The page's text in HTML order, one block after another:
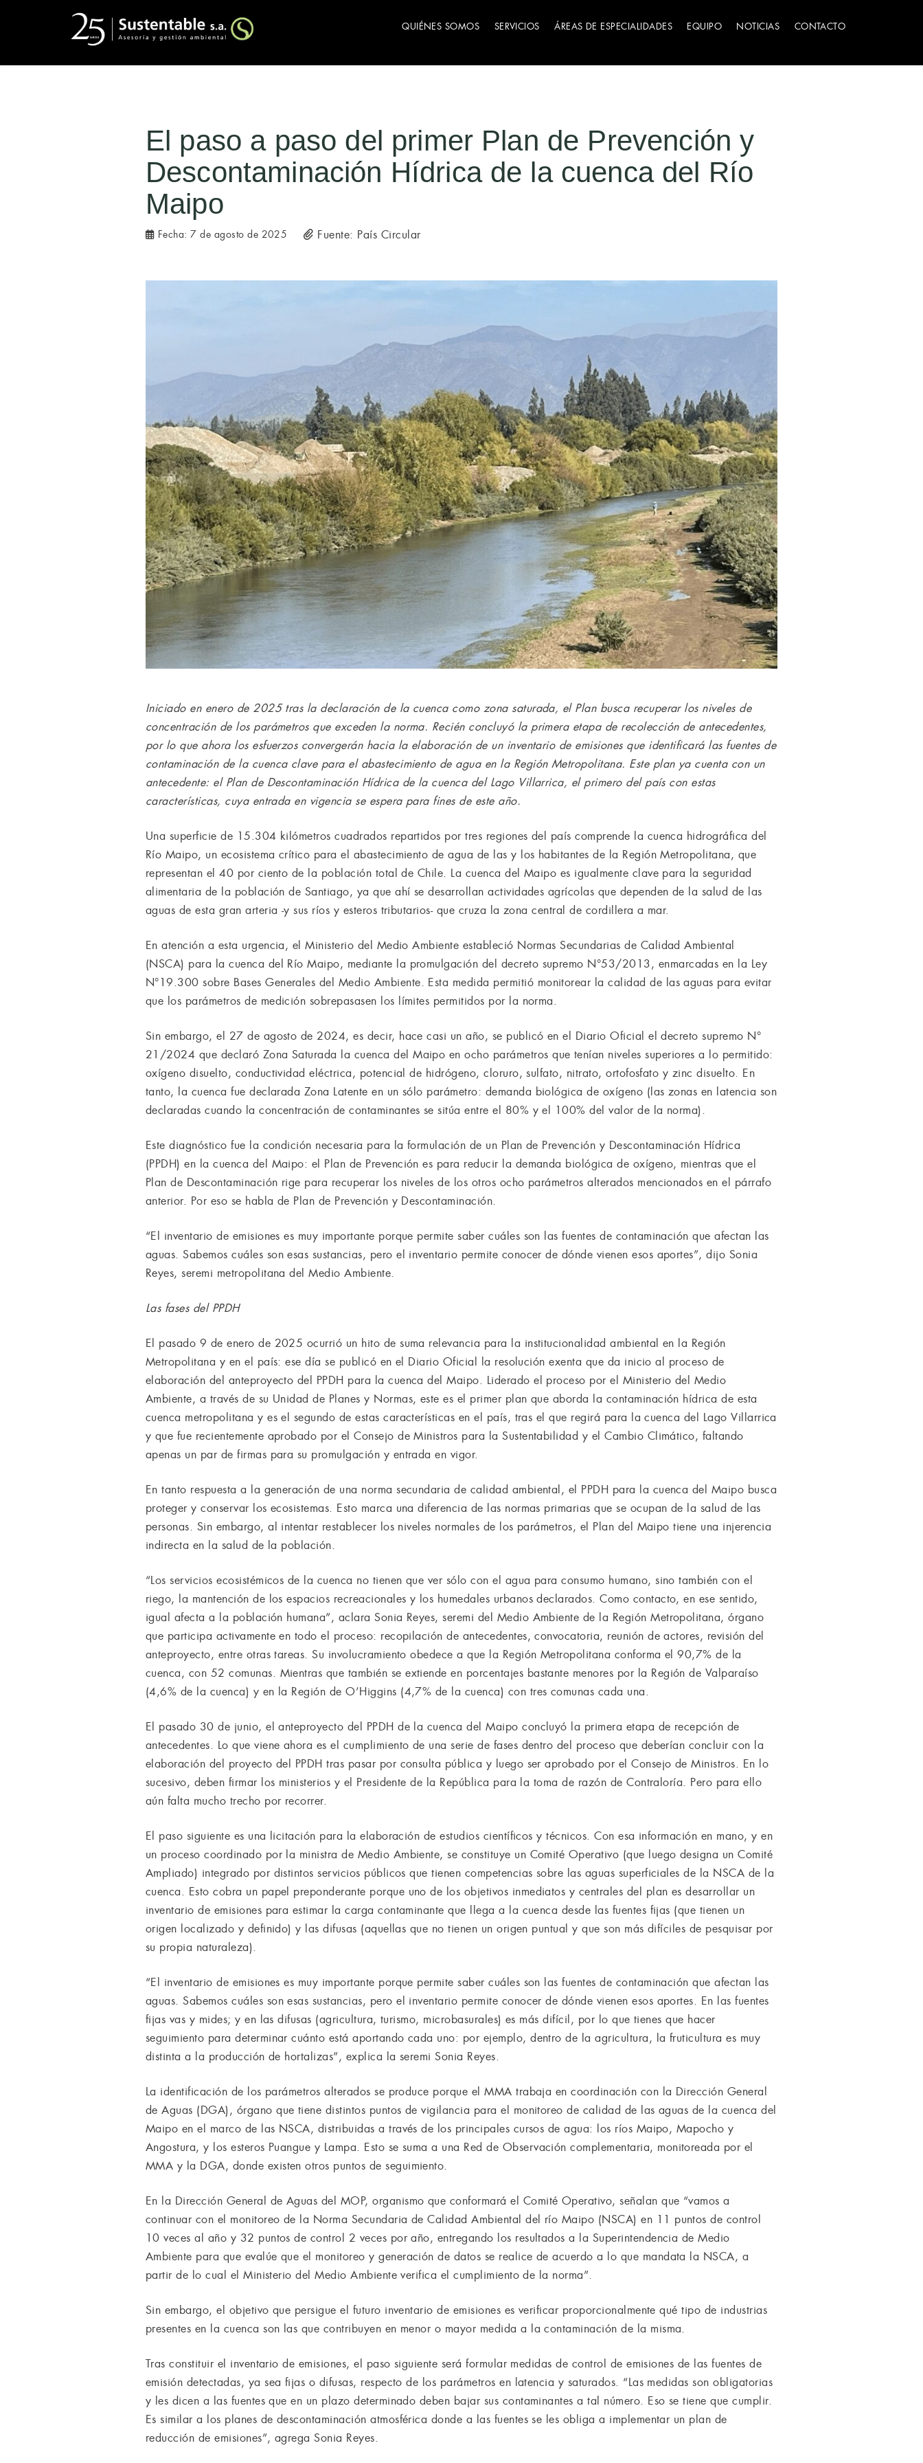
QUIÉNES SOMOS SERVICIOS ÁREAS DE ESPECIALIDADES EQUIPO NOTICIAS CONTACTO
El paso a paso del primer Plan de Prevención y
Descontaminación Hídrica de la cuenca del Río
Maipo
Fecha:7 de agosto de 2025 Fuente: País Circular
Iniciado en enero de 2025 tras la declaración de la cuenca como zona saturada, el Plan busca recuperar los niveles de
concentración de los parámetros que exceden la norma. Recién concluyó la primera etapa de recolección de antecedentes,
por lo que ahora los esfuerzos convergerán hacia la elaboración de un inventario de emisiones que identificará las fuentes de
contaminación de la cuenca clave para el abastecimiento de agua en la Región Metropolitana. Este plan ya cuenta con un
antecedente: el Plan de Descontaminación Hídrica de la cuenca del Lago Villarrica, el primero del país con estas
características, cuya entrada en vigencia se espera para fines de este año.
Una superficie de 15.304 kilómetros cuadrados repartidos por tres regiones del país comprende la cuenca hidrográfica del
Río Maipo, un ecosistema crítico para el abastecimiento de agua de las y los habitantes de la Región Metropolitana, que
representan el 40 por ciento de la población total de Chile. La cuenca del Maipo es igualmente clave para la seguridad
alimentaria de la población de Santiago, ya que ahí se desarrollan actividades agrícolas que dependen de la salud de las
aguas de esta gran arteria -y sus ríos y esteros tributarios- que cruza la zona central de cordillera a mar.
En atención a esta urgencia, el Ministerio del Medio Ambiente estableció Normas Secundarias de Calidad Ambiental
(NSCA) para la cuenca del Río Maipo, mediante la promulgación del decreto supremo N°53/2013, enmarcadas en la Ley
N°19.300 sobre Bases Generales del Medio Ambiente. Esta medida permitió monitorear la calidad de las aguas para evitar
que los parámetros de medición sobrepasasen los límites permitidos por la norma.
Sin embargo, el 27 de agosto de 2024, es decir, hace casi un año, se publicó en el Diario Oficial el decreto supremo N°
21/2024 que declaró Zona Saturada la cuenca del Maipo en ocho parámetros que tenían niveles superiores a lo permitido:
oxígeno disuelto, conductividad eléctrica, potencial de hidrógeno, cloruro, sulfato, nitrato, ortofosfato y zinc disuelto. En
tanto, la cuenca fue declarada Zona Latente en un sólo parámetro: demanda biológica de oxígeno (las zonas en latencia son
declaradas cuando la concentración de contaminantes se sitúa entre el 80% y el 100% del valor de la norma).
Este diagnóstico fue la condición necesaria para la formulación de un Plan de Prevención y Descontaminación Hídrica
(PPDH) en la cuenca del Maipo: el Plan de Prevención es para reducir la demanda biológica de oxígeno, mientras que el
Plan de Descontaminación rige para recuperar los niveles de los otros ocho parámetros alterados mencionados en el párrafo
anterior. Por eso se habla de Plan de Prevención y Descontaminación.
“El inventario de emisiones es muy importante porque permite saber cuáles son las fuentes de contaminación que afectan las
aguas. Sabemos cuáles son esas sustancias, pero el inventario permite conocer de dónde vienen esos aportes”, dijo Sonia
Reyes, seremi metropolitana del Medio Ambiente.
Las fases del PPDH
El pasado 9 de enero de 2025 ocurrió un hito de suma relevancia para la institucionalidad ambiental en la Región
Metropolitana y en el país: ese día se publicó en el Diario Oficial la resolución exenta que da inicio al proceso de
elaboración del anteproyecto del PPDH para la cuenca del Maipo. Liderado el proceso por el Ministerio del Medio
Ambiente, a través de su Unidad de Planes y Normas, este es el primer plan que aborda la contaminación hídrica de esta
cuenca metropolitana y es el segundo de estas características en el país, tras el que regirá para la cuenca del Lago Villarrica
y que fue recientemente aprobado por el Consejo de Ministros para la Sustentabilidad y el Cambio Climático, faltando
apenas un par de firmas para su promulgación y entrada en vigor.
En tanto respuesta a la generación de una norma secundaria de calidad ambiental, el PPDH para la cuenca del Maipo busca
proteger y conservar los ecosistemas. Esto marca una diferencia de las normas primarias que se ocupan de la salud de las
personas. Sin embargo, al intentar restablecer los niveles normales de los parámetros, el Plan del Maipo tiene una injerencia
indirecta en la salud de la población.
“Los servicios ecosistémicos de la cuenca no tienen que ver sólo con el agua para consumo humano, sino también con el
riego, la mantención de los espacios recreacionales y los humedales urbanos declarados. Como contacto, en ese sentido,
igual afecta a la población humana”, aclara Sonia Reyes, seremi del Medio Ambiente de la Región Metropolitana, órgano
que participa activamente en todo el proceso: recopilación de antecedentes, convocatoria, reunión de actores, revisión del
anteproyecto, entre otras tareas. Su involucramiento obedece a que la Región Metropolitana conforma el 90,7% de la
cuenca, con 52 comunas. Mientras que también se extiende en porcentajes bastante menores por la Región de Valparaíso
(4,6% de la cuenca) y en la Región de O’Higgins (4,7% de la cuenca) con tres comunas cada una.
El pasado 30 de junio, el anteproyecto del PPDH de la cuenca del Maipo concluyó la primera etapa de recepción de
antecedentes. Lo que viene ahora es el cumplimiento de una serie de fases dentro del proceso que deberían concluir con la
elaboración del proyecto del PPDH tras pasar por consulta pública y luego ser aprobado por el Consejo de Ministros. En lo
sucesivo, deben firmar los ministerios y el Presidente de la República para la toma de razón de Contraloría. Pero para ello
aún falta mucho trecho por recorrer.
El paso siguiente es una licitación para la elaboración de estudios científicos y técnicos. Con esa información en mano, y en
un proceso coordinado por la ministra de Medio Ambiente, se constituye un Comité Operativo (que luego designa un Comité
Ampliado) integrado por distintos servicios públicos que tienen competencias sobre las aguas superficiales de la NSCA de la
cuenca. Esto cobra un papel preponderante porque uno de los objetivos inmediatos y centrales del plan es desarrollar un
inventario de emisiones para estimar la carga contaminante que llega a la cuenca desde las fuentes fijas (que tienen un
origen localizado y definido) y las difusas (aquellas que no tienen un origen puntual y que son más difíciles de pesquisar por
su propia naturaleza).
“El inventario de emisiones es muy importante porque permite saber cuáles son las fuentes de contaminación que afectan las
aguas. Sabemos cuáles son esas sustancias, pero el inventario permite conocer de dónde vienen esos aportes. En las fuentes
fijas vas y mides; y en las difusas (agricultura, turismo, microbasurales) es más difícil, por lo que tienes que hacer
seguimiento para determinar cuánto está aportando cada uno: por ejemplo, dentro de la agricultura, la fruticultura es muy
distinta a la producción de hortalizas”, explica la seremi Sonia Reyes.
La identificación de los parámetros alterados se produce porque el MMA trabaja en coordinación con la Dirección General
de Aguas (DGA), órgano que tiene distintos puntos de vigilancia para el monitoreo de calidad de las aguas de la cuenca del
Maipo en el marco de las NSCA, distribuidas a través de los principales cursos de agua: los ríos Maipo, Mapocho y
Angostura, y los esteros Puangue y Lampa. Esto se suma a una Red de Observación complementaria, monitoreada por el
MMA y la DGA, donde existen otros puntos de seguimiento.
En la Dirección General de Aguas del MOP, organismo que conformará el Comité Operativo, señalan que “vamos a
continuar con el monitoreo de la Norma Secundaria de Calidad Ambiental del río Maipo (NSCA) en 11 puntos de control
10 veces al año y 32 puntos de control 2 veces por año, entregando los resultados a la Superintendencia de Medio
Ambiente para que evalúe que el monitoreo y generación de datos se realice de acuerdo a lo que mandata la NSCA, a
partir de lo cual el Ministerio del Medio Ambiente verifica el cumplimiento de la norma”.
Sin embargo, el objetivo que persigue el futuro inventario de emisiones es verificar proporcionalmente qué tipo de industrias
presentes en la cuenca son las que contribuyen en menor o mayor medida a la contaminación de la misma.
Tras constituir el inventario de emisiones, el paso siguiente será formular medidas de control de emisiones de las fuentes de
emisión detectadas, ya sea fijas o difusas, respecto de los parámetros en latencia y saturados. “Las medidas son obligatorias
y les dicen a las fuentes que en un plazo determinado deben bajar sus contaminantes a tal número. Eso se tiene que cumplir.
Es similar a los planes de descontaminación atmosférica donde a las fuentes se les obliga a implementar un plan de
reducción de emisiones”, agrega Sonia Reyes.